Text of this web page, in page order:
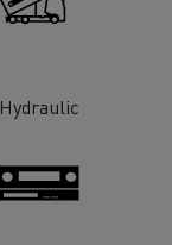
Hydraulic